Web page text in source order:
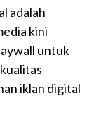
adalah
kini
untuk
iklan digital